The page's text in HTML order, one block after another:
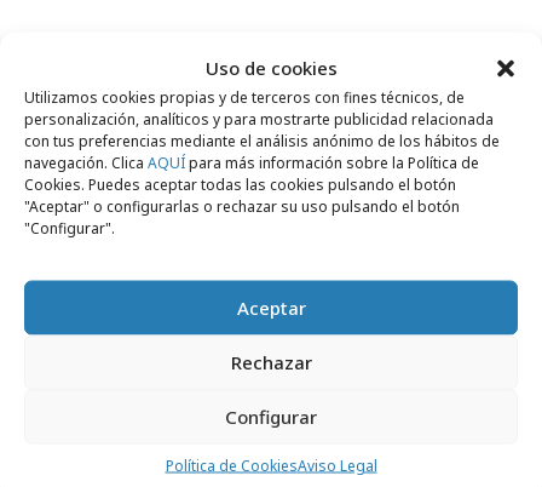
Uso de cookies
Utilizamos cookies propias y de terceros con fines técnicos, de
personalización, analíticos y para mostrarte publicidad relacionada
con tus preferencias mediante el análisis anónimo de los hábitos de
navegación. Clica AQUÍpara más información sobre la Política de
Cookies. Puedes aceptar todas las cookies pulsando el botón
"Aceptar" o configurarlas o rechazar su uso pulsando el botón
"Configurar".
Aceptar
Rechazar
Configurar
Política de CookiesAviso Legal
Empresas y Negocios
Nace un ecosistema gaming
hispanoamericano